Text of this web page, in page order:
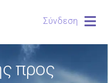
Σύνδεση
προς